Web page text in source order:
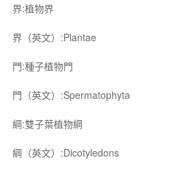
界:植物界
界（英文）:Plantae
門:種子植物門
門（英文）:Spermatophyta
綱:雙子葉植物綱
綱（英文）:Dicotyledons